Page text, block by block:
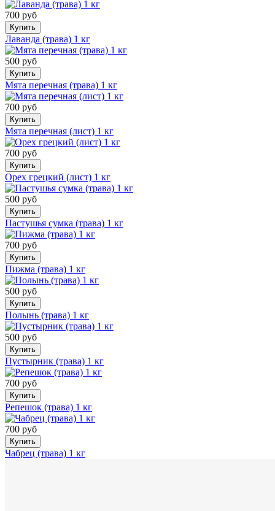
700 руб
Купить
Лаванда (трава) 1 кг
500 руб
Купить
Мята перечная (трава) 1 кг
700 руб
Купить
Мята перечная (лист) 1 кг
700 руб
Купить
Орех грецкий (лист) 1 кг
500 руб
Купить
Пастушья сумка (трава) 1 кг
700 руб
Купить
Пижма (трава) 1 кг
500 руб
Купить
Полынь (трава) 1 кг
500 руб
Купить
Пустырник (трава) 1 кг
700 руб
Купить
Репешок (трава) 1 кг
700 руб
Купить
Чабрец (трава) 1 кг